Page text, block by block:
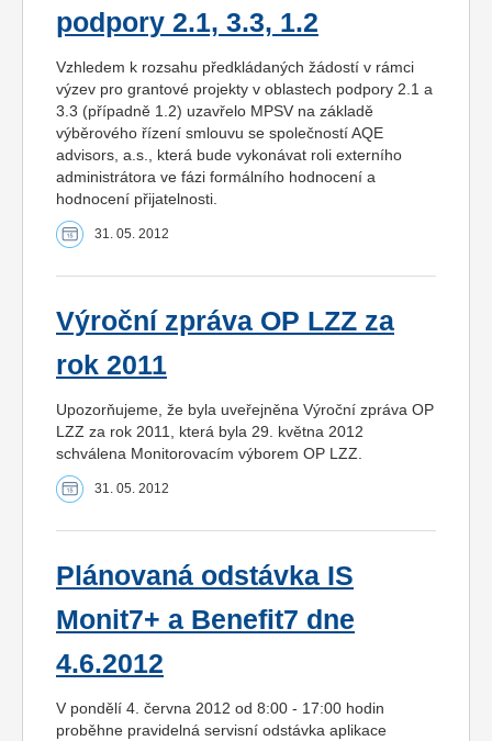
podpory 2.1, 3.3, 1.2
Vzhledem k rozsahu předkládaných žádostí v rámci
výzev pro grantové projekty v oblastech podpory 2.1 a
3.3 (případně 1.2) uzavřelo MPSV na základě
výběrového řízení smlouvu se společností AQE
advisors, a.s., která bude vykonávat roli externího
administrátora ve fázi formálního hodnocení a
hodnocení přijatelnosti.
31. 05. 2012
Výroční zpráva OP LZZ za
rok 2011
Upozorňujeme, že byla uveřejněna Výroční zpráva OP
LZZ za rok 2011, která byla 29. května 2012
schválena Monitorovacím výborem OP LZZ.
31. 05. 2012
Plánovaná odstávka IS
Monit7+ a Benefit7 dne
4.6.2012
V pondělí 4. června 2012 od 8:00 - 17:00 hodin
proběhne pravidelná servisní odstávka aplikace